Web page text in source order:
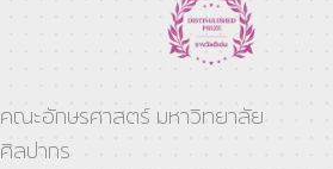
คณะอักษรศาสตร์ มหาวิทยาลัย
ศิลปากร